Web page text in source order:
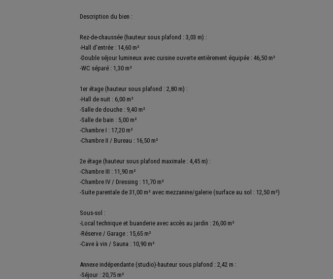
Description du bien :
Rez-de-chaussée (hauteur sous plafond : 3,03 m) :
-Hall d'entrée : 14,60 m²
-Double séjour lumineux avec cuisine ouverte entièrement équipée : 46,50 m²
-WC séparé : 1,30 m²
1er étage (hauteur sous plafond : 2,80 m) :
-Hall de nuit : 6,00 m²
-Salle de douche : 9,40 m²
-Salle de bain : 5,00 m²
-Chambre I : 17,20 m²
-Chambre II / Bureau : 16,50 m²
2e étage (hauteur sous plafond maximale : 4,45 m) :
-Chambre III : 11,90 m²
-Chambre IV / Dressing : 11,70 m²
-Suite parentale de 31,00 m² avec mezzanine/galerie (surface au sol : 12,50 m²)
Sous-sol :
-Local technique et buanderie avec accès au jardin : 26,00 m²
-Réserve / Garage : 15,65 m²
-Cave à vin / Sauna : 10,90 m²
Annexe indépendante (studio)-hauteur sous plafond : 2,42 m :
-Séjour : 20,75 m²